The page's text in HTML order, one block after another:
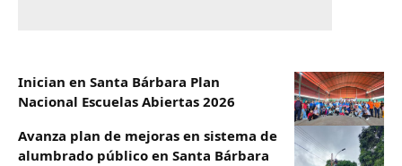
Inician en Santa Bárbara Plan
Nacional Escuelas Abiertas 2026
Avanza plan de mejoras en sistema de
alumbrado público en Santa Bárbara